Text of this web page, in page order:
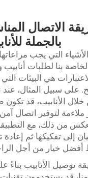
الاتصال
بالجملة
التي يجب مراعاتها
بنا لطلبات
هي البيئات
على سبيل المثال،
الأنابيب، قد تكون
ملاءمة لتوفير اتصال
من ذلك، مع
إلى تفكيكها ثم إعادة
أفضل خيار من أجل
توصيل الأنابيب بناءً